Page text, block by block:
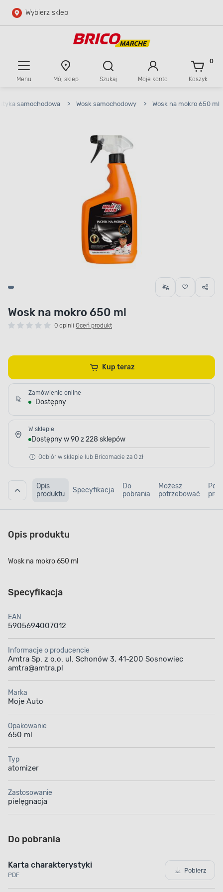
Przejdź do głównej zawartości
Wybierz sklep
Menu Mój sklep Szukaj Moje konto Koszyk
0
samochodowa > Wosk samochodowy > Wosk na mokro 650 ml
Wosk na mokro 650 ml
0 opinii Oceń produkt
Kup teraz
Zamówienie online
Dostępny
W sklepie
Dostępny w 90 z 228 sklepów
Odbiór w sklepie lub Bricomacie za 0 zł
Opis
produktu
Specyfikacja
Do
pobrania
Możesz
potrzebować
Opis produktu
Wosk na mokro 650 ml
Specyfikacja
EAN
5905694007012
Informacje o producencie
Amtra Sp. z o.o. ul. Schonów 3, 41-200 Sosnowiec
amtra@amtra.pl
Marka
Moje Auto
Opakowanie
650 ml
Typ
atomizer
Zastosowanie
pielęgnacja
Do pobrania
Karta charakterystyki
PDF
Pobierz